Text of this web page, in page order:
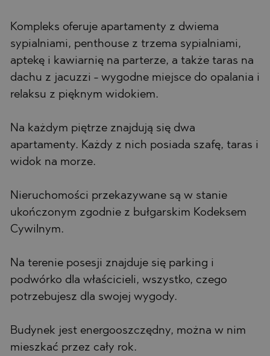
Kompleks oferuje apartamenty z dwiema
sypialniami, penthouse z trzema sypialniami,
aptekę i kawiarnię na parterze, a także taras na
dachu z jacuzzi - wygodne miejsce do opalania i
relaksu z pięknym widokiem.
Na każdym piętrze znajdują się dwa
apartamenty. Każdy z nich posiada szafę, taras i
widok na morze.
Nieruchomości przekazywane są w stanie
ukończonym zgodnie z bułgarskim Kodeksem
Cywilnym.
Na terenie posesji znajduje się parking i
podwórko dla właścicieli, wszystko, czego
potrzebujesz dla swojej wygody.
Budynek jest energooszczędny, można w nim
mieszkać przez cały rok.